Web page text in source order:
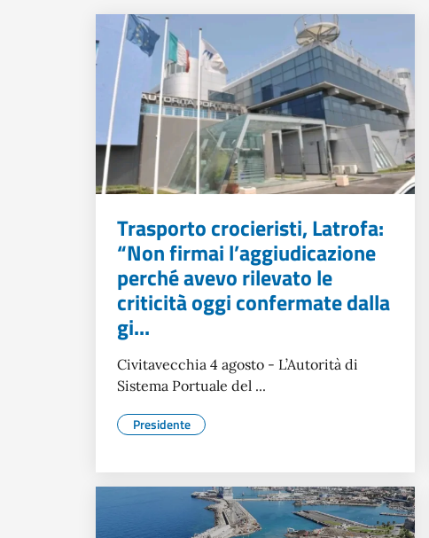
Trasporto crocieristi, Latrofa:
“Non firmai l’aggiudicazione
perché avevo rilevato le
criticità oggi confermate dalla
gi...
Civitavecchia 4 agosto - L’Autorità di
Sistema Portuale del ...
Presidente